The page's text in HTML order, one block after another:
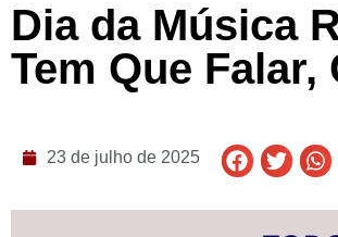
Dia da Música
Tem Que Falar,
23 de julho de 2025